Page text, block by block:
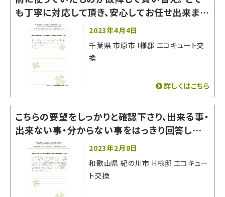
も丁寧に対応して頂き、安心してお任せ出来まし
た！ 有難うございました。2023年4月4日
千葉県 市原市 I様邸 エコキュート交
換
詳しくはこちら
こちらの要望をしっかりと確認下さり、出来る事・
出来ない事・分からない事をはっきり回答してく
ださったので非常に相談しやすかったです。 即答
出来ない質問や希望にもいいかげんな回答をそ
の場でされなかった為、お願いする事に決めまし
2023年2月8日
和歌山県 紀の川市 H様邸 エコキュー
ト交換